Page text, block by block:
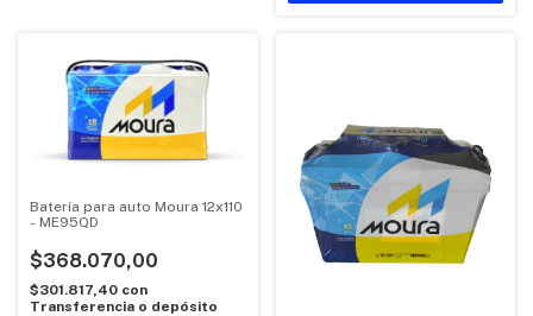
Batería para auto Moura 12x110
- ME95QD
$368.070,00
$301.817,40 con
Transferencia o depósito